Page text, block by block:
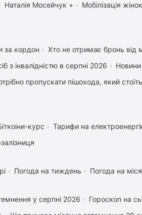
Наталія Мосейчук +
Мобілізація
за кордон
Хто не отримає бронь від
з інвалідністю в серпні 2026
пропускати пішохода, який
курс
Тарифи на
Погода на тиждень Погода на
у серпні 2026
Гороскоп на